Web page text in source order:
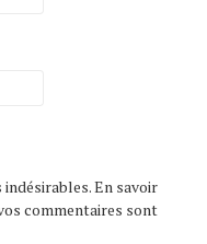
En savoir
commentaires sont